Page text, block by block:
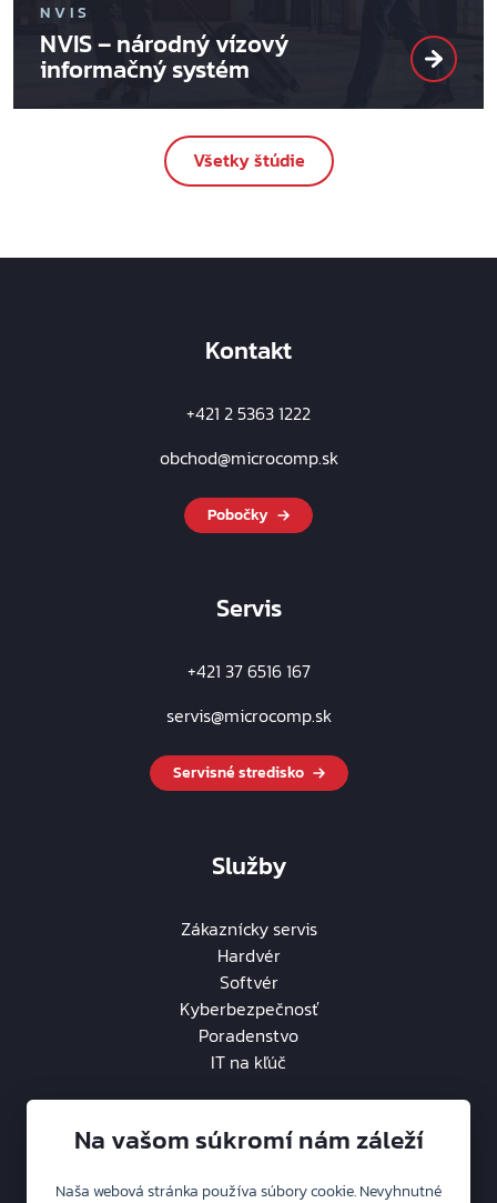
NVIS
NVIS – národný vízový
informačný systém
Všetky štúdie
Kontakt
+421 2 5363 1222
obchod@microcomp.sk
Pobočky
Servis
+421 37 6516 167
servis@microcomp.sk
Servisné stredisko
Služby
Zákaznícky servis
Hardvér
Softvér
Kyberbezpečnosť
Poradenstvo
IT na kľúč
Na vašom súkromí nám záleží
Naša webová stránka používa súbory cookie. Nevyhnutné